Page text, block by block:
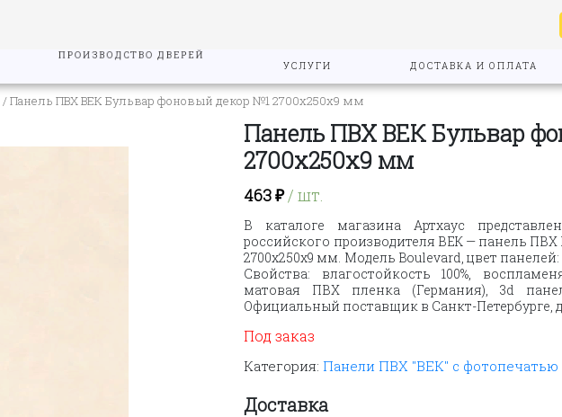
ПРОИЗВОДСТВО ДВЕРЕЙ
УСЛУГИ ДОСТАВКА И ОПЛАТА
/ Панель ПВХ ВЕК Бульвар фоновый декор №1 2700х250х9 мм
Панель ПВХ ВЕК Бульвар
2700х250х9 мм
463₽/ шт.
В каталоге магазина Артхаус
российского производителя ВЕК — панель
2700х250х9 мм. Модель Boulevard, цвет
Свойства: влагостойкость 100%,
матовая ПВХ пленка (Германия), 3d
Официальный поставщик в Санкт-Петербурге,
Под заказ
Категория: Панели ПВХ "ВЕК" с фотопечатью
Доставка